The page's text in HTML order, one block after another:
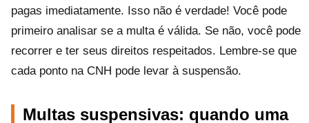
pagas imediatamente. Isso não é verdade! Você pode
primeiro analisar se a multa é válida. Se não, você pode
recorrer e ter seus direitos respeitados. Lembre-se que
cada ponto na CNH pode levar à suspensão.
Multas suspensivas: quando uma